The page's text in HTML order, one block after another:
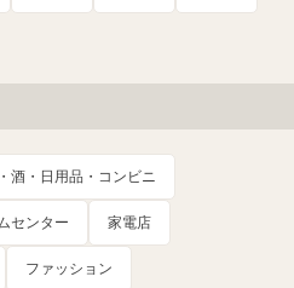
酒・日用品・コンビニ
センター 家電店
ファッション